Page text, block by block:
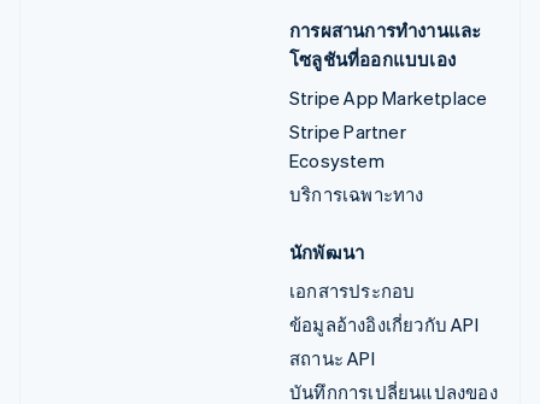
การผสานการทำงานและ
โซลูชันที่ออกแบบเอง
Stripe App Marketplace
Stripe Partner
Ecosystem
บริการเฉพาะทาง
นักพัฒนา
เอกสารประกอบ
ข้อมูลอ้างอิงเกี่ยวกับ API
สถานะ API
บันทึกการเปลี่ยนแปลงของ